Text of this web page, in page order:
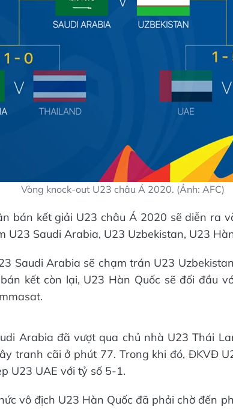
Vòng knock-out U23 châu Á 2020. (Ảnh: AFC)
bán kết giải U23 châu Á 2020 sẽ diễn ra
U23 Saudi Arabia, U23 Uzbekistan, U23
Saudi Arabia sẽ chạm trán U23
kết còn lại, U23 Hàn Quốc sẽ đối đầu
Arabia đã vượt qua chủ nhà U23 Thái
tranh cãi ở phút 77. Trong khi đó, ĐKVĐ
U23 UAE với tỷ số 5-1.
vô địch U23 Hàn Quốc đã phải chờ đến